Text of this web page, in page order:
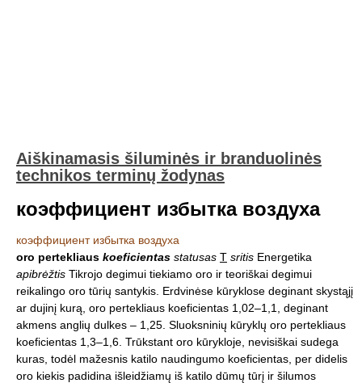
Aiškinamasis šiluminės ir branduolinės
technikos terminų žodynas
коэффициент избытка воздуха
коэффициент избытка воздуха
oro pertekliaus koeficientas statusas T sritis Energetika
apibrėžtis Tikrojo degimui tiekiamo oro ir teoriškai degimui
reikalingo oro tūrių santykis. Erdvinėse kūryklose deginant skystąjį
ar dujinį kurą, oro pertekliaus koeficientas 1,02–1,1, deginant
akmens anglių dulkes – 1,25. Sluoksninių kūryklų oro pertekliaus
koeficientas 1,3–1,6. Trūkstant oro kūrykloje, nevisiškai sudega
kuras, todėl mažesnis katilo naudingumo koeficientas, per didelis
oro kiekis padidina išleidžiamų iš katilo dūmų tūrį ir šilumos